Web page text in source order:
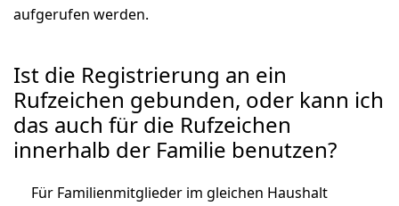
aufgerufen werden.
Ist die Registrierung an ein
Rufzeichen gebunden, oder kann ich
das auch für die Rufzeichen
innerhalb der Familie benutzen?
Für Familienmitglieder im gleichen Haushalt